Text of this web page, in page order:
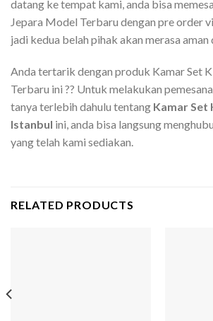
datang ke tempat kami, anda bisa
Jepara Model Terbaru dengan pre order
jadi kedua belah pihak akan merasa aman
Anda tertarik dengan produk Kamar Set
Terbaru ini ?? Untuk melakukan
tanya terlebih dahulu tentang Kamar Set
Istanbul ini, anda bisa langsung
yang telah kami sediakan.
RELATED PRODUCTS